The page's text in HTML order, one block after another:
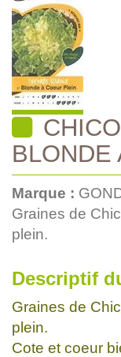
BLONDE
Marque :
Graines de
plein.
Descriptif
Graines de
plein.
Cote et coeur